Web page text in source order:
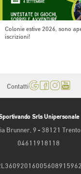
Colonie estive 2026, sono
iscrizioni!
Contatti
Srls Unipersonale
Brunner, 9 - 38121 Trento
04611918118